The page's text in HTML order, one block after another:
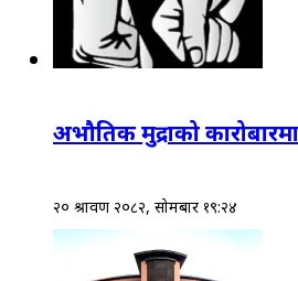
अभौतिक मुद्राको
२० श्रावण २०८२, सोमबार १९:२४